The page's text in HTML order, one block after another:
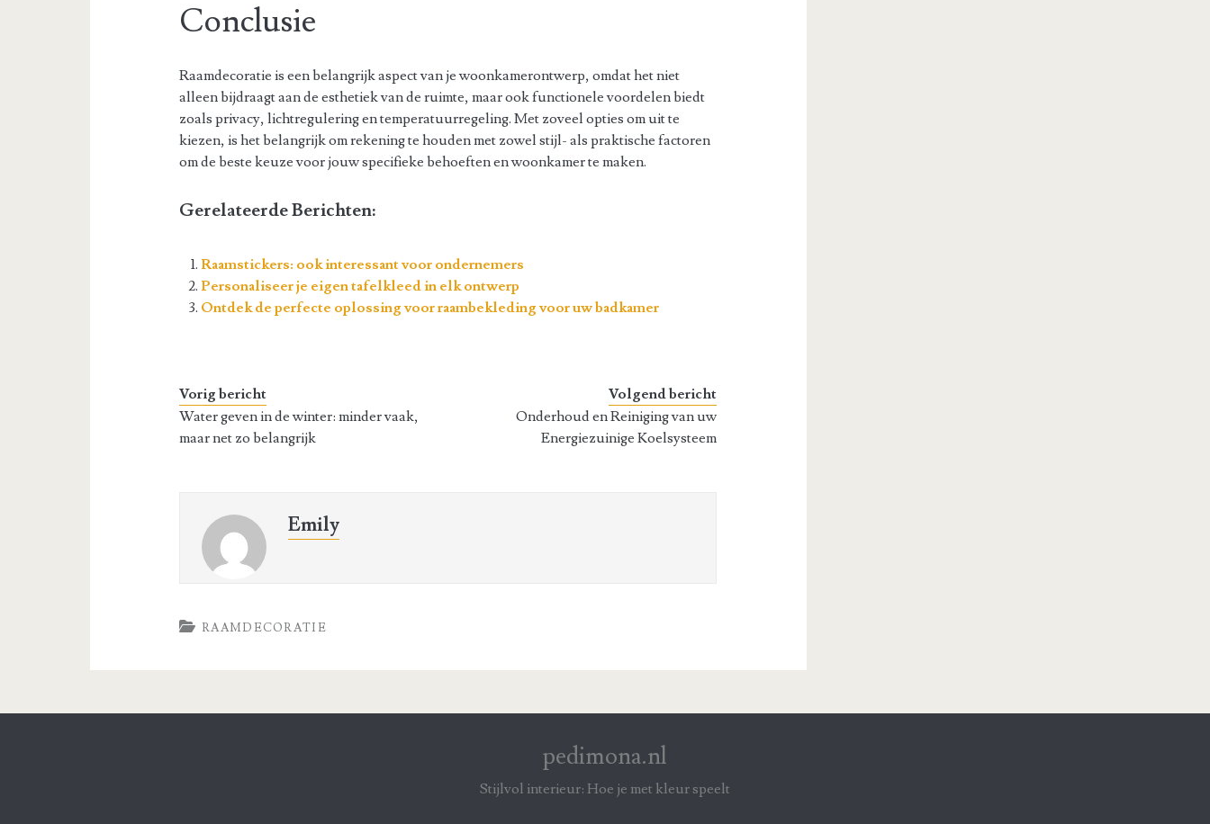
Conclusie
Raamdecoratie is een belangrijk aspect van je woonkamerontwerp, omdat het niet
alleen bijdraagt aan de esthetiek van de ruimte, maar ook functionele voordelen biedt
zoals privacy, lichtregulering en temperatuurregeling. Met zoveel opties om uit te
kiezen, is het belangrijk om rekening te houden met zowel stijl- als praktische factoren
om de beste keuze voor jouw specifieke behoeften en woonkamer te maken.
Gerelateerde Berichten:
Raamstickers: ook interessant voor ondernemers
Personaliseer je eigen tafelkleed in elk ontwerp
Ontdek de perfecte oplossing voor raambekleding voor uw badkamer
Vorig bericht
Water geven in de winter: minder vaak,
maar net zo belangrijk
Volgend bericht
Onderhoud en Reiniging van uw
Energiezuinige Koelsysteem
Emily
RAAMDECORATIE
pedimona.nl
Stijlvol interieur: Hoe je met kleur speelt